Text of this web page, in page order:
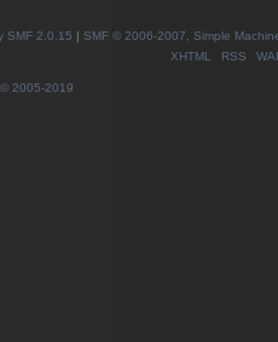
SMF 2.0.15 | SMF © 2006-2007, Simple
XHTML
RSS
© 2005-2019